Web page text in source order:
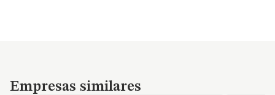
Empresas similares
Empresas similares